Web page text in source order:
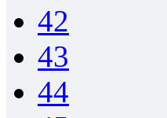
42
43
44